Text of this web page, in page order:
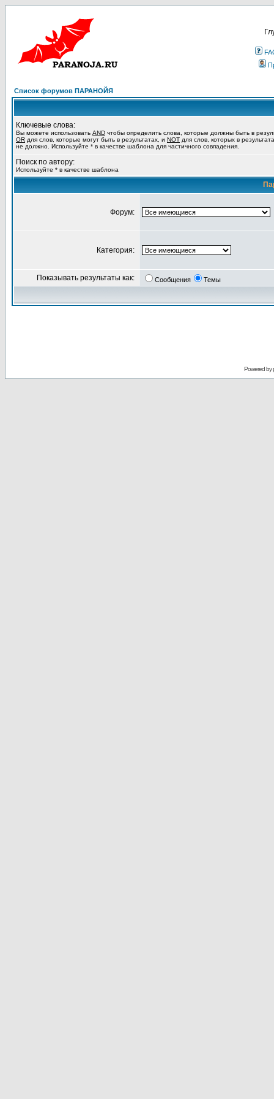
Список форумов ПАРАНОЙЯ
Ключевые слова:
Вы можете использовать AND чтобы определить слова, которые должны быть в
OR для слов, которые могут быть в результатах, и NOT для слов, которых в
не должно. Используйте * в качестве шаблона для частичного совпадения.
Поиск по автору:
Используйте * в качестве шаблона
Форум:
Категория:
Показывать результаты как: Сообщения Темы
Powered by